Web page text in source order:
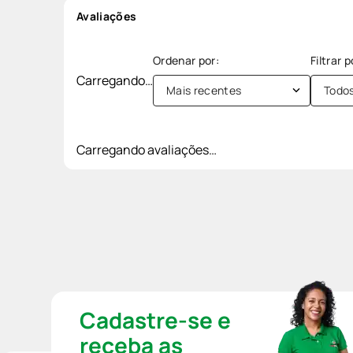
Avaliações
Carregando…
Mais recentes
Carregando avaliações…
Cadastre-se e
receba as